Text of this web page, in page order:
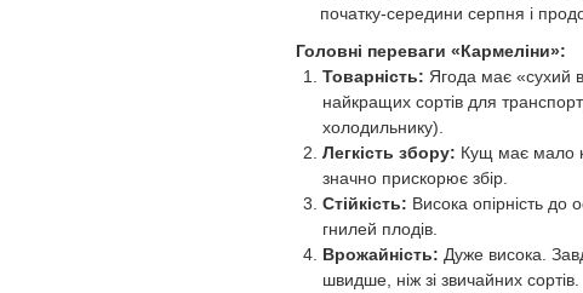
початку-середини серпня і
Головні переваги «Кармеліни»:
Товарність: Ягода має «сухий
найкращих сортів для
холодильнику).
Легкість збору: Кущ має мало
значно прискорює збір.
Стійкість: Висока опірність
гнилей плодів.
Врожайність: Дуже висока.
швидше, ніж зі звичайних сортів.